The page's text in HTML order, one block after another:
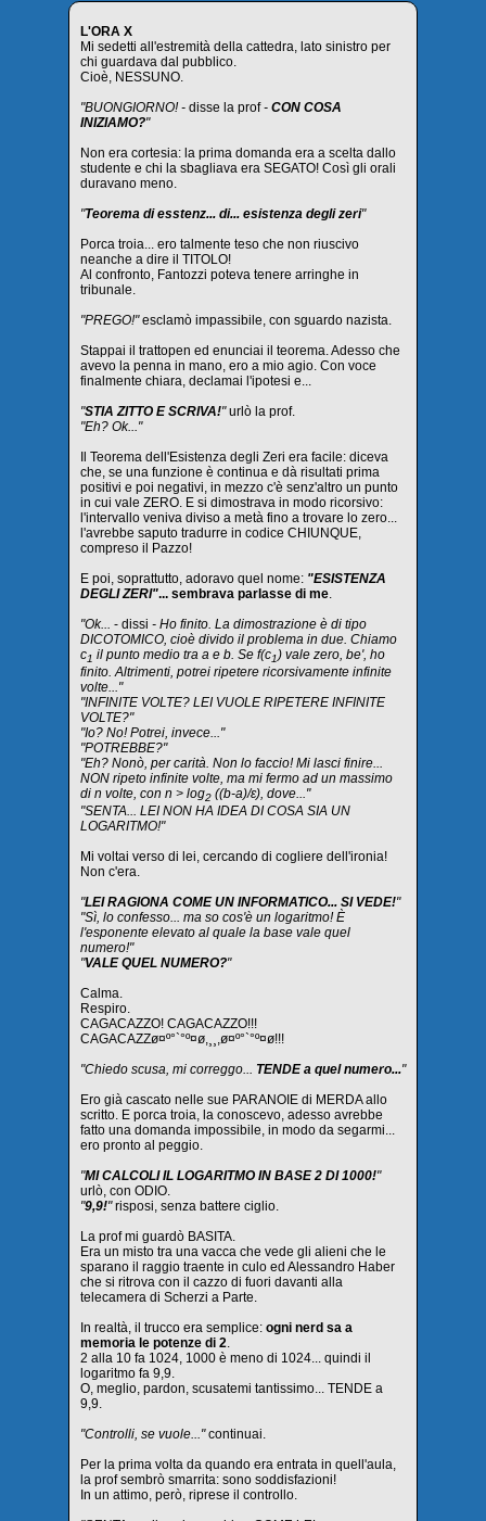
L'ORA X
Mi sedetti all'estremità della cattedra, lato sinistro per
chi guardava dal pubblico.
Cioè, NESSUNO.
"BUONGIORNO! - disse la prof- CON COSA
INIZIAMO?"
Non era cortesia: la prima domanda era a scelta dallo
studente e chi la sbagliava era SEGATO! Così gli orali
duravano meno.
"Teorema di esstenz... di... esistenza degli zeri"
Porca troia... ero talmente teso che non riuscivo
neanche a dire il TITOLO!
Al confronto, Fantozzi poteva tenere arringhe in
tribunale.
"PREGO!"esclamò impassibile, con sguardo nazista.
Stappai il trattopen ed enunciai il teorema. Adesso che
avevo la penna in mano, ero a mio agio. Con voce
finalmente chiara, declamai l'ipotesi e...
"STIA ZITTO E SCRIVA!"urlò la prof.
"Eh? Ok..."
Il Teorema dell'Esistenza degli Zeri era facile: diceva
che, se una funzione è continua e dà risultati prima
positivi e poi negativi, in mezzo c'è senz'altro un punto
in cui vale ZERO. E si dimostrava in modo ricorsivo:
l'intervallo veniva diviso a metà fino a trovare lo zero...
l'avrebbe saputo tradurre in codice CHIUNQUE,
compreso il Pazzo!
E poi, soprattutto, adoravo quel nome: "ESISTENZA
DEGLI ZERI"... sembrava parlasse di me
"Ok... - dissi - Ho finito. La dimostrazione è di tipo
DICOTOMICO, cioè divido il problema in due. Chiamo
c1 il punto medio tra a e b. Se f(c1) vale zero, be', ho
finito. Altrimenti, potrei ripetere ricorsivamente infinite
volte..."
"INFINITE VOLTE? LEI VUOLE RIPETERE INFINITE
VOLTE?"
"Io? No! Potrei, invece..."
"POTREBBE?"
"Eh? Nonò, per carità. Non lo faccio! Mi lasci finire...
NON ripeto infinite volte, ma mi fermo ad un massimo
di n volte, con n > log2 ((b-a)/ε), dove..."
"SENTA... LEI NON HA IDEA DI COSA SIA UN
LOGARITMO!"
Mi voltai verso di lei, cercando di cogliere dell'ironia!
Non c'era.
"LEI RAGIONA COME UN INFORMATICO... SI VEDE!"
"Sì, lo confesso... ma so cos'è un logaritmo! È
l'esponente elevato al quale la base vale quel
numero!"
"VALE QUEL NUMERO?"
Calma.
Respiro.
CAGACAZZO! CAGACAZZO!!!
CAGACAZZø¤º°`°º¤ø,¸¸,ø¤º°`°º¤ø!!!
"Chiedo scusa, mi correggo... TENDE a quel numero..."
Ero già cascato nelle sue PARANOIE di MERDA allo
scritto. E porca troia, la conoscevo, adesso avrebbe
fatto una domanda impossibile, in modo da segarmi...
ero pronto al peggio.
"MI CALCOLI IL LOGARITMO IN BASE 2 DI 1000!"
urlò, con ODIO.
"9,9!"risposi, senza battere ciglio.
La prof mi guardò BASITA.
Era un misto tra una vacca che vede gli alieni che le
sparano il raggio traente in culo ed Alessandro Haber
che si ritrova con il cazzo di fuori davanti alla
telecamera di Scherzi a Parte.
In realtà, il trucco era semplice: ogni nerd sa a
memoria le potenze di 2.
2 alla 10 fa 1024, 1000 è meno di 1024... quindi il
logaritmo fa 9,9.
O, meglio, pardon, scusatemi tantissimo... TENDE a
9,9.
"Controlli, se vuole..."continuai.
Per la prima volta da quando era entrata in quell'aula,
la prof sembrò smarrita: sono soddisfazioni!
In un attimo, però, riprese il controllo.